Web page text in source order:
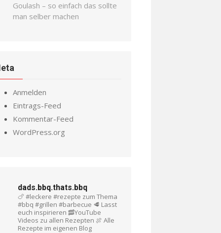
Goulash – so einfach das sollte
man selber machen
Anmelden
Eintrags-Feed
Kommentar-Feed
WordPress.org
dads.bbq.thats.bbq
🍗 #leckere #rezepte zum Thema
#bbq #grillen #barbecue 🥩 Lasst
euch inspirieren 🥓YouTube
Videos zu allen Rezepten 🍖 Alle
Rezepte im eigenen Blog